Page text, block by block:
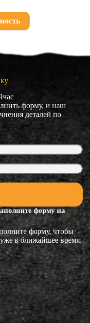
форму, и наш
деталей по
форму на
форму, чтобы
уже в ближайшее время.